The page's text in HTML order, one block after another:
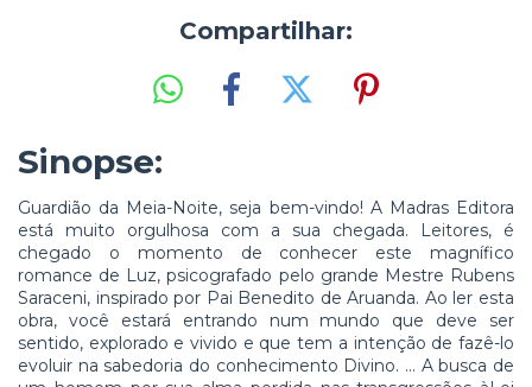
Compartilhar:
Sinopse:
Guardião da Meia-Noite, seja bem-vindo! A Madras Editora
está muito orgulhosa com a sua chegada. Leitores, é
chegado o momento de conhecer este magnífico
romance de Luz, psicografado pelo grande Mestre Rubens
Saraceni, inspirado por Pai Benedito de Aruanda. Ao ler esta
obra, você estará entrando num mundo que deve ser
sentido, explorado e vivido e que tem a intenção de fazê-lo
evoluir na sabedoria do conhecimento Divino. ... A busca de